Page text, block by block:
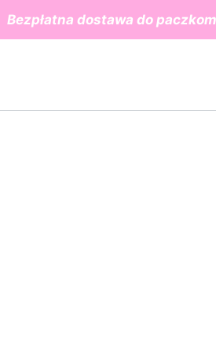
Bezpłatna dostawa do